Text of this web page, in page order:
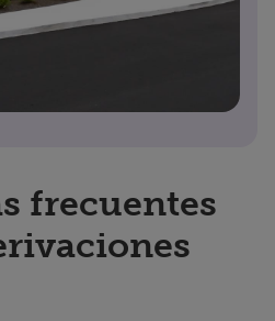
frecuentes